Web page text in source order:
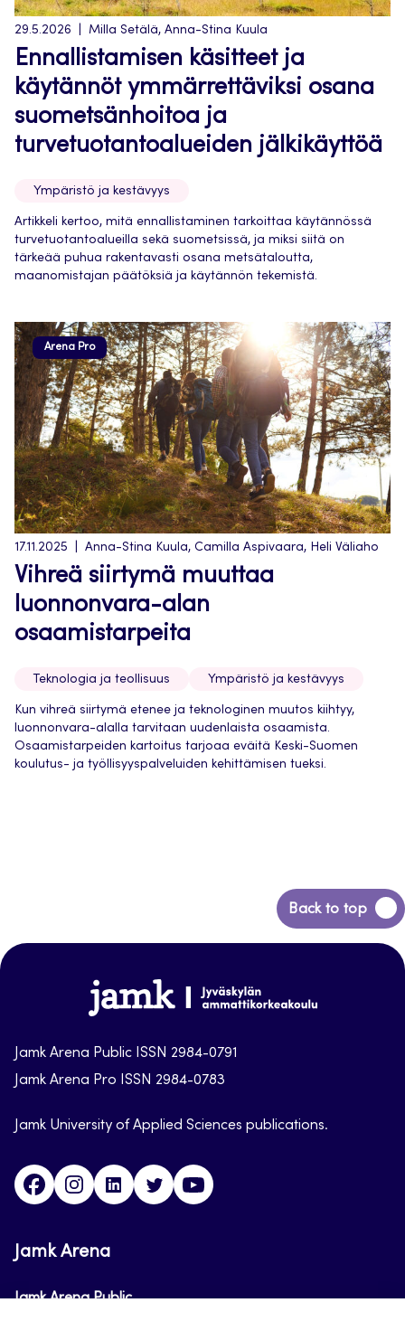
29.5.2026 Milla Setälä, Anna-Stina Kuula
Ennallistamisen käsitteet ja
käytännöt ymmärrettäviksi osana
suometsänhoitoa ja
turvetuotantoalueiden jälkikäyttöä
Ympäristö ja kestävyys
Artikkeli kertoo, mitä ennallistaminen tarkoittaa käytännössä
turvetuotantoalueilla sekä suometsissä, ja miksi siitä on
tärkeää puhua rakentavasti osana metsätaloutta,
maanomistajan päätöksiä ja käytännön tekemistä.
Arena Pro
17.11.2025 Anna-Stina Kuula, Camilla Aspivaara, Heli Väliaho
Vihreä siirtymä muuttaa
luonnonvara-alan
osaamistarpeita
Teknologia ja teollisuus Ympäristö ja kestävyys
Kun vihreä siirtymä etenee ja teknologinen muutos kiihtyy,
luonnonvara-alalla tarvitaan uudenlaista osaamista.
Osaamistarpeiden kartoitus tarjoaa eväitä Keski-Suomen
koulutus- ja työllisyyspalveluiden kehittämisen tueksi.
Back to top
Back
to
Jamk-
arena
Jamk Arena Public ISSN 2984-0791
Jamk Arena Pro ISSN 2984-0783
Jamk University of Applied Sciences publications.
FacebookInstagramLinkedinTwitter
Jamk Arena
Jamk Arena Public